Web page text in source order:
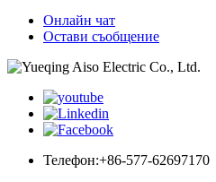
Онлайн чат
Остави съобщение
Телефон:+86-577-62697170